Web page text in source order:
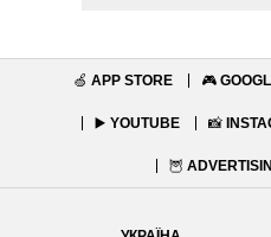
🍏 APP STORE 🎮
▶️ YOUTUBE 📸
🦉